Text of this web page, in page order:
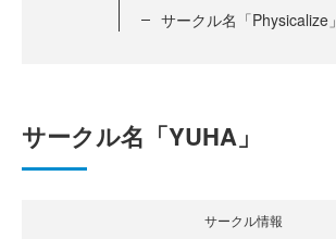
サークル名「Physicalize」
サークル名「YUHA」
サークル情報